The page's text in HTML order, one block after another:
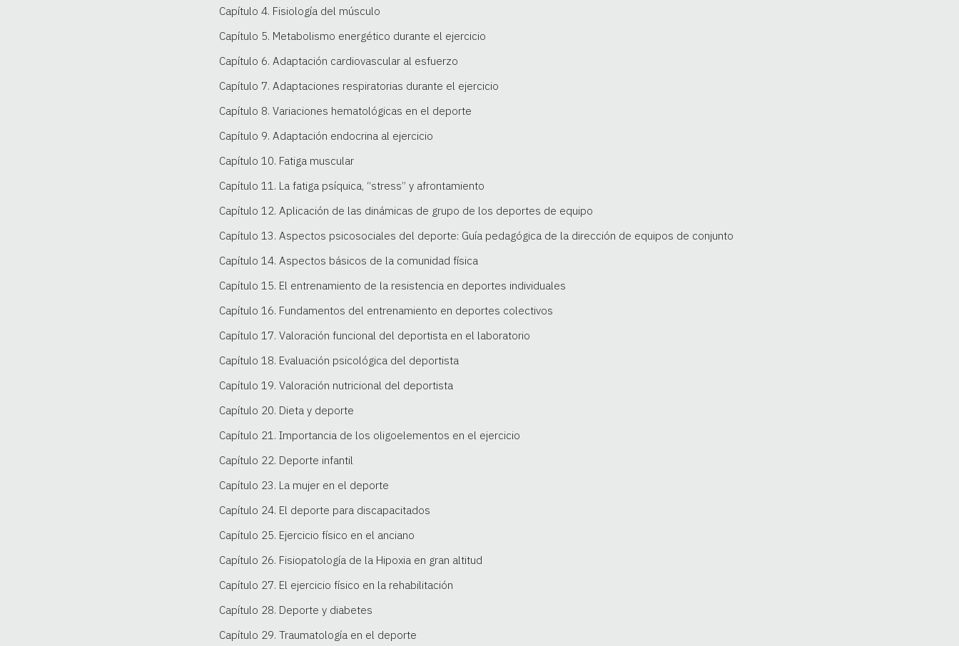
Capítulo 4. Fisiología del músculo
Capítulo 5. Metabolismo energético durante el ejercicio
Capítulo 6. Adaptación cardiovascular al esfuerzo
Capítulo 7. Adaptaciones respiratorias durante el ejercicio
Capítulo 8. Variaciones hematológicas en el deporte
Capítulo 9. Adaptación endocrina al ejercicio
Capítulo 10. Fatiga muscular
Capítulo 11. La fatiga psíquica, “stress” y afrontamiento
Capítulo 12. Aplicación de las dinámicas de grupo de los deportes de equipo
Capítulo 13. Aspectos psicosociales del deporte: Guía pedagógica de la dirección de equipos de conjunto
Capítulo 14. Aspectos básicos de la comunidad física
Capítulo 15. El entrenamiento de la resistencia en deportes individuales
Capítulo 16. Fundamentos del entrenamiento en deportes colectivos
Capítulo 17. Valoración funcional del deportista en el laboratorio
Capítulo 18. Evaluación psicológica del deportista
Capítulo 19. Valoración nutricional del deportista
Capítulo 20. Dieta y deporte
Capítulo 21. Importancia de los oligoelementos en el ejercicio
Capítulo 22. Deporte infantil
Capítulo 23. La mujer en el deporte
Capítulo 24. El deporte para discapacitados
Capítulo 25. Ejercicio físico en el anciano
Capítulo 26. Fisiopatología de la Hipoxia en gran altitud
Capítulo 27. El ejercicio físico en la rehabilitación
Capítulo 28. Deporte y diabetes
Capítulo 29. Traumatología en el deporte